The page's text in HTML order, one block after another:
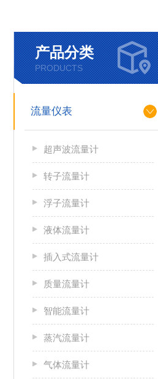
产品分类
PRODUCTS
流量仪表
超声波流量计
转子流量计
浮子流量计
液体流量计
插入式流量计
质量流量计
智能流量计
蒸汽流量计
气体流量计